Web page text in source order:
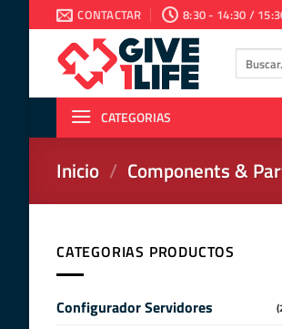
Saltar
al
contenido
CONTACTAR 8:30 - 14:30 /
Buscar
por:
CATEGORIAS
Inicio / Components &
CATEGORIAS PRODUCTOS
Configurador Servidores